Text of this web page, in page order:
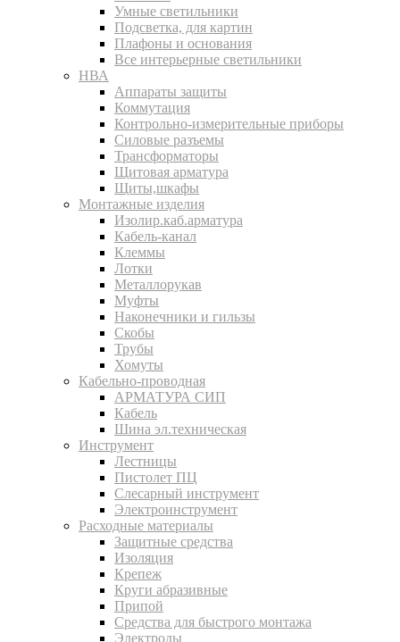
Умные светильники
Подсветка, для картин
Плафоны и основания
Все интерьерные светильники
НВА
Аппараты защиты
Коммутация
Контрольно-измерительные приборы
Силовые разъемы
Трансформаторы
Щитовая арматура
Щиты,шкафы
Монтажные изделия
Изолир.каб.арматура
Кабель-канал
Клеммы
Лотки
Металлорукав
Муфты
Наконечники и гильзы
Скобы
Трубы
Хомуты
Кабельно-проводная
АРМАТУРА СИП
Кабель
Шина эл.техническая
Инструмент
Лестницы
Пистолет ПЦ
Слесарный инструмент
Электроинструмент
Расходные материалы
Защитные средства
Изоляция
Крепеж
Круги абразивные
Припой
Средства для быстрого монтажа
Электроды